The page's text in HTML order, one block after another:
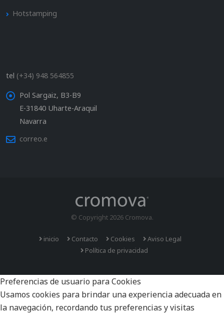
Hotstamping
tel (+34) 948 564855
Pol Sargaiz, B3-B9
E-31840 Uharte-Araquil
Navarra
correo.e
© Copyright 2026 Cromova.
inicio Contacto Cookies
Aviso Legal
Política de privacidad
Preferencias de usuario para Cookies
Usamos cookies para brindar una experiencia adecuada en
la navegación, recordando tus preferencias y visitas